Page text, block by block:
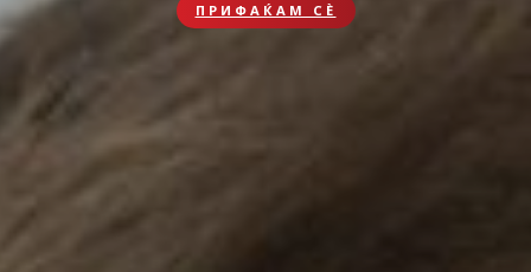
ПРИФАЌАМ СЀ